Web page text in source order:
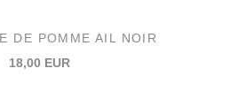
DE POMME AIL NOIR
18,00 EUR